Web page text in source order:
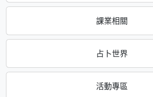
課業相關
占卜世界
活動專區